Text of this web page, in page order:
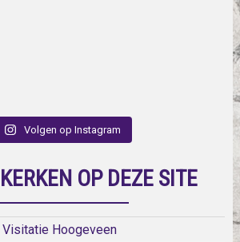
Volgen op Instagram
OP DEZE SITE
Hoogeveen